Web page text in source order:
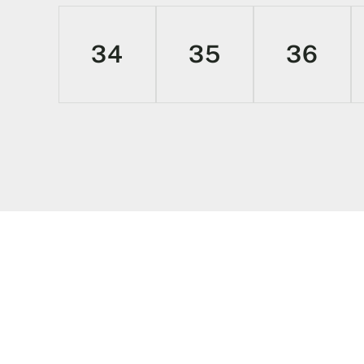
34 35 36